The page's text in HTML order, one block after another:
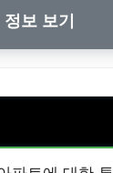
정보 보기